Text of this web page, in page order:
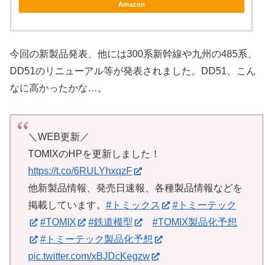
Amazon
今回の新製品発表、他には300系新幹線や九州の485系、
DD51のリニューアル等が発表されました。DD51、こん
なに高かったかな…。
＼WEB更新／
TOMIXのHPを更新しました！
https://t.co/6RULYhxqzF
他新製品情報、発売日速報、各種製品情報などを
掲載しています。 #トミックス
#トミーテック
#TOMIX
#鉄道模型
#TOMIX製品化予想
#トミーテック製品化予想
pic.twitter.com/xBJDcKegzw